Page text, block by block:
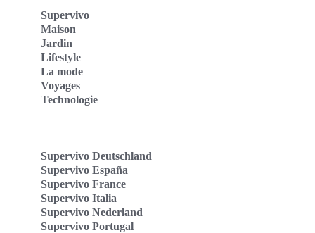
Supervivo
Maison
Jardin
Lifestyle
La mode
Voyages
Technologie
Supervivo Deutschland
Supervivo España
Supervivo France
Supervivo Italia
Supervivo Nederland
Supervivo Portugal